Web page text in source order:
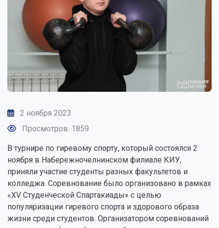
2 ноября 2023
Просмотров: 1859
В турнире по гиревому спорту, который состоялся 2
ноября в Набережночелнинском филиале КИУ,
приняли участие студенты разных факультетов и
колледжа. Соревнование было организовано в рамках
«XV Студенческой Спартакиады» с целью
популяризации гиревого спорта и здорового образа
жизни среди студентов. Организатором соревнований